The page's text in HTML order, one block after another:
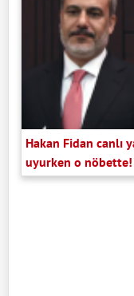
Hakan Fidan canlı
uyurken o nöbette!